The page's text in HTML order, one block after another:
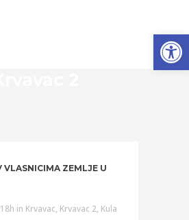
VLASNICIMA ZEMLJE U
in Krvavac, Krvavac 2, Kula